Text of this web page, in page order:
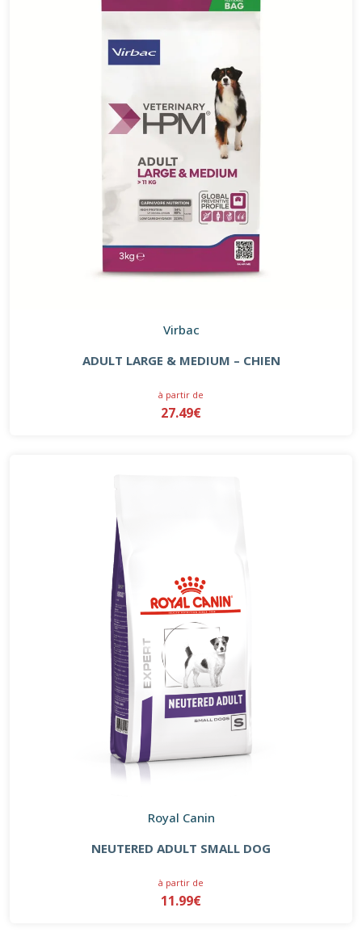
Virbac
ADULT LARGE & MEDIUM – CHIEN
à partir de
27.49€
Royal Canin
NEUTERED ADULT SMALL DOG
à partir de
11.99€